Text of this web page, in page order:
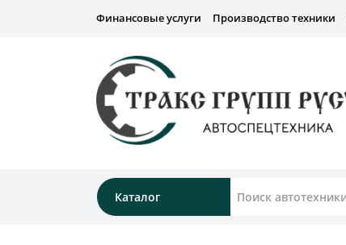
Финансовые услуги Производство техники
Каталог